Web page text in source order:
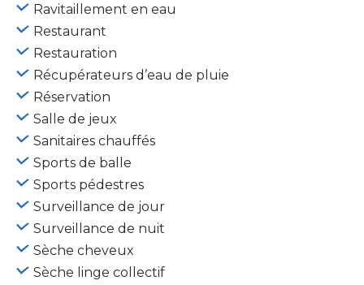
Ravitaillement en eau
Restaurant
Restauration
Récupérateurs d’eau de pluie
Réservation
Salle de jeux
Sanitaires chauffés
Sports de balle
Sports pédestres
Surveillance de jour
Surveillance de nuit
Sèche cheveux
Sèche linge collectif